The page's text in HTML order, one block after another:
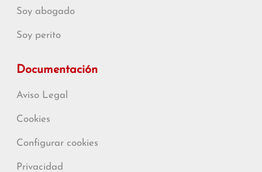
Soy abogado
Soy perito
Documentación
Aviso Legal
Cookies
Configurar cookies
Privacidad